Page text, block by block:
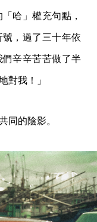
哈」權充句點，
，過了三十年依
辛辛苦苦做了半
對我！」
同的陰影。